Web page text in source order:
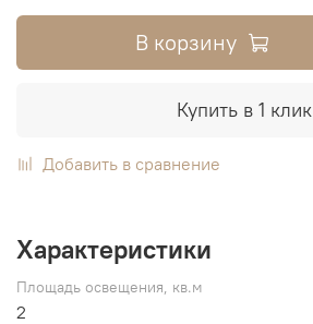
В корзину
Купить в 1 клик
Добавить в сравнение
Характеристики
Площадь освещения, кв.м
2